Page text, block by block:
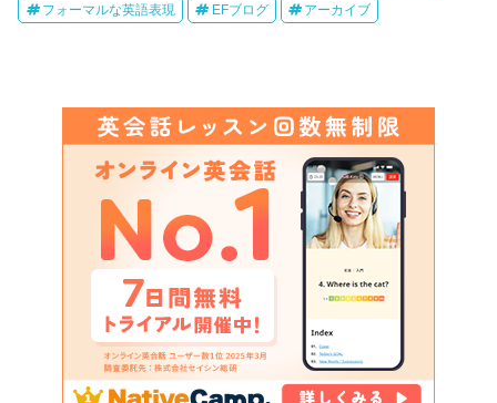
フォーマルな英語表現 EFブログ アーカイブ